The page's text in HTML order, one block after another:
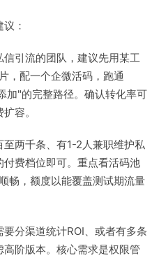
：
信引流的团队，建议先用某工
，配一个企微活码，跑通
"的完整路径。确认转化率可
容。
至两千条、有1-2人兼职维护私
费档位即可。重点看活码池
畅，额度以能覆盖测试期流量
分渠道统计ROI、或者有多条
阶版本。核心需求是权限管